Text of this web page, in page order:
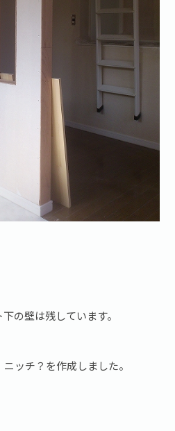
の壁は残しています。
ッチ？を作成しました。